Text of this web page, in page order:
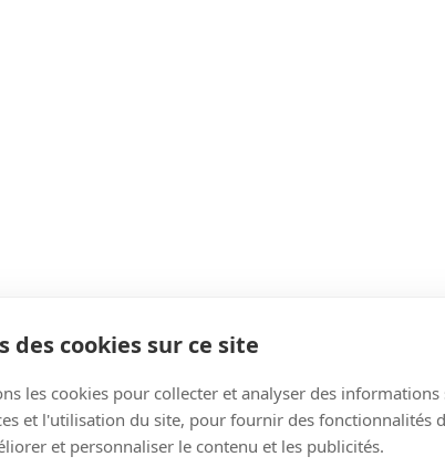
des cookies sur ce site
les cookies pour collecter et analyser des informations
et l'utilisation du site, pour fournir des fonctionnalités
et personnaliser le contenu et les publicités.